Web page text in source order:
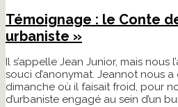
Témoignage : le Conte
urbaniste »
Il s’appelle Jean Junior, mais nous
souci d’anonymat. Jeannot nous
dimanche où il faisait froid, pour
d’urbaniste engagé au sein d’un